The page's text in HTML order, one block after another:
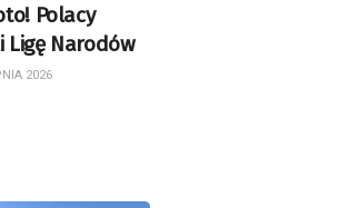
Polacy
Ligę Narodów
2026